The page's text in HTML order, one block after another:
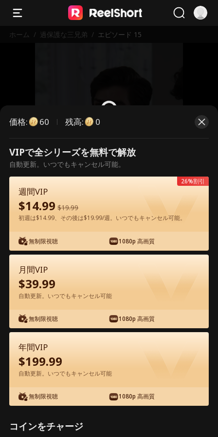
ホーム / 過保護な三兄弟 / エピソード 15
こちらは有料のエピソードです。視
聴いただくには解放が必要です。
アプリ内で無料視聴可能
エピソード15 - 過保護な三兄弟 映画フル
0-49 50-71 全エピソード
価格: 60 残高: 0
VIPで全シリーズを無料で解放
自動更新。いつでもキャンセル可能。
週間VIP
$14.99 $19.99
初週は$14.99、その後は$19.99/週。いつでもキャンセル可能。
無制限視聴 1080p 高画質
26%割引
月間VIP
$39.99
自動更新。いつでもキャンセル可能
無制限視聴 1080p 高画質
年間VIP
$199.99
自動更新。いつでもキャンセル可能
無制限視聴 1080p 高画質
コインをチャージ